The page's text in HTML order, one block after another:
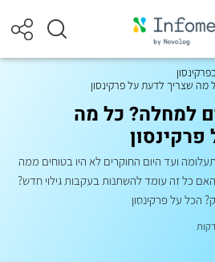
שצריך לדעת על פרקינסון
למחלה? כל מה
ועד היום החוקרים לא היו בטוחים ממה
כל זה עומד להשתנות בעקבות גילוי חדש?
הכל על פרקינסון